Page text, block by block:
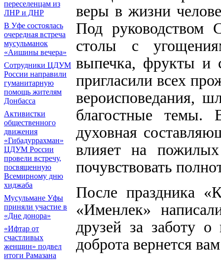
переселенцам из
ЛНР и ДНР
В Уфе состоялась
очередная встреча
мусульманок
«Аишины вечера»
Сотрудники ЦДУМ
России направили
гуманитарную
помощь жителям
Донбасса
Активистки
общественного
движения
«Гибадуррахман»
ЦДУМ России
провели встречу,
посвященную
Всемирному дню
хиджаба
Мусульмане Уфы
приняли участие в
«Дне донора»
«Ифтар от
счастливых
женщин» подвел
итоги Рамазана
веры в жизни
Под руководством
столы с
выпечка, фрукты и
пригласили всех
вероисповедания,
благостные темы.
духовная
влияет на
почувствовать
После праздника
«Именлек»
друзей за заботу
доброта вернется